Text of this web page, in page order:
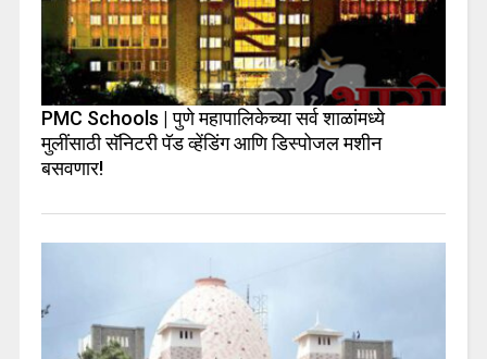
PMC Schools | पुणे महापालिकेच्या सर्व शाळांमध्ये
मुलींसाठी सॅनिटरी पॅड व्हेंडिंग आणि डिस्पोजल मशीन
बसवणार!